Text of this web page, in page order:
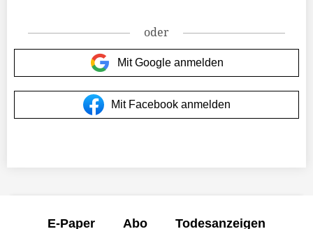
oder
Mit Google anmelden
Mit Facebook anmelden
E-Paper Abo Todesanzeigen